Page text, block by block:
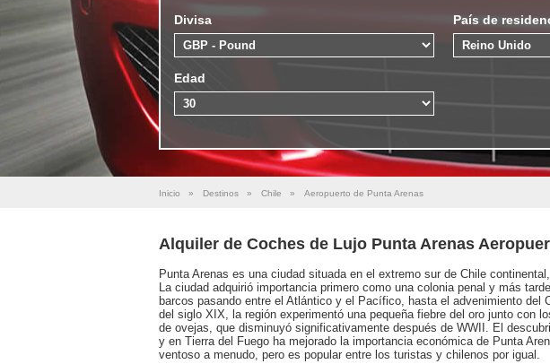
Divisa País de
Edad
Inicio » Destinos » Chile » Aeropuerto de Punta Arenas
Alquiler de Coches de Lujo Punta Arenas
Punta Arenas es una ciudad situada en el extremo sur de Chile
La ciudad adquirió importancia primero como una colonia penal y más
barcos pasando entre el Atlántico y el Pacífico, hasta el advenimiento del
del siglo XIX, la región experimentó una pequeña fiebre del oro junto con
de ovejas, que disminuyó significativamente después de WWII. El
y en Tierra del Fuego ha mejorado la importancia económica de Punta
ventoso a menudo, pero es popular entre los turistas y chilenos por igual.